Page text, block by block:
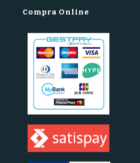
Compra Online